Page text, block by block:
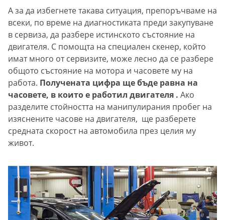
А за да избегнете такава ситуация, препоръчваме на
всеки, по време на диагностиката преди закупуване
в сервиза, да разбере истинското състояние на
двигателя. С помощта на специален скенер, който
имат много от сервизите, може лесно да се разбере
общото състояние на мотора и часовете му на
работа. Получената цифра ще бъде равна на
часовете, в които е работил двигателя . Ако
разделите стойността на манипулирания пробег на
изяснените часове на двигателя, ще разберете
средната скорост на автомобила през целия му
живот.